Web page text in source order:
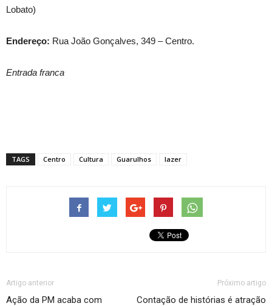
Lobato)
Endereço: Rua João Gonçalves, 349 – Centro.
Entrada franca
TAGS Centro Cultura Guarulhos lazer
Artigo anterior
Ação da PM acaba com
Próximo artigo
Contação de histórias é atração